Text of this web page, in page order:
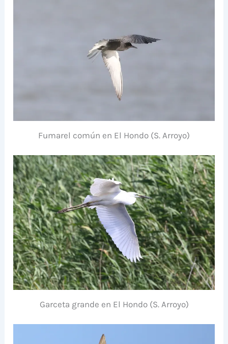
Fumarel común en El Hondo (S. Arroyo)
Garceta grande en El Hondo (S. Arroyo)